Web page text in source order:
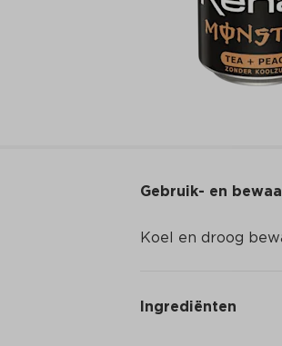
Gebruik- en
Koel en droog
Ingrediënten